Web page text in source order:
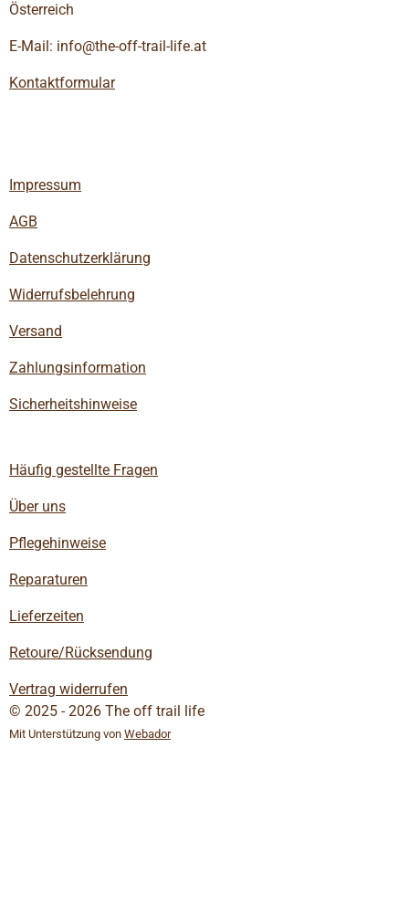
Österreich
E-Mail: info@the-off-trail-life.at
Kontaktformular
Impressum
AGB
Datenschutzerklärung
Widerrufsbelehrung
Versand
Zahlungsinformation
Sicherheitshinweise
Häufig gestellte Fragen
Über uns
Pflegehinweise
Reparaturen
Lieferzeiten
Retoure/Rücksendung
Vertrag widerrufen
© 2025 - 2026 The off trail life
Mit Unterstützung von Webador